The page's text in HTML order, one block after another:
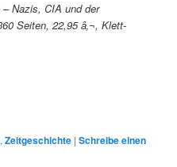
Nazis, CIA und der
Seiten, 22,95 â‚¬, Klett-
,Zeitgeschichte |Schreibe einen